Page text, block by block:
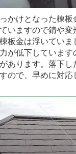
かけとなった棟板
いますので錆や変
板金は浮いていま
が低下しています
あります。落下し
ので、早めに対応